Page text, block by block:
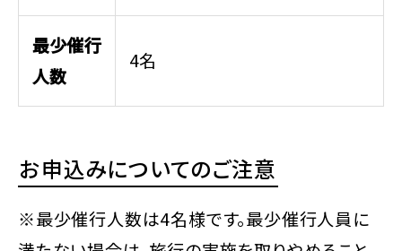
最少催行
人数
4名
お申込みについてのご注意
※最少催行人数は4名様です。最少催行人員に